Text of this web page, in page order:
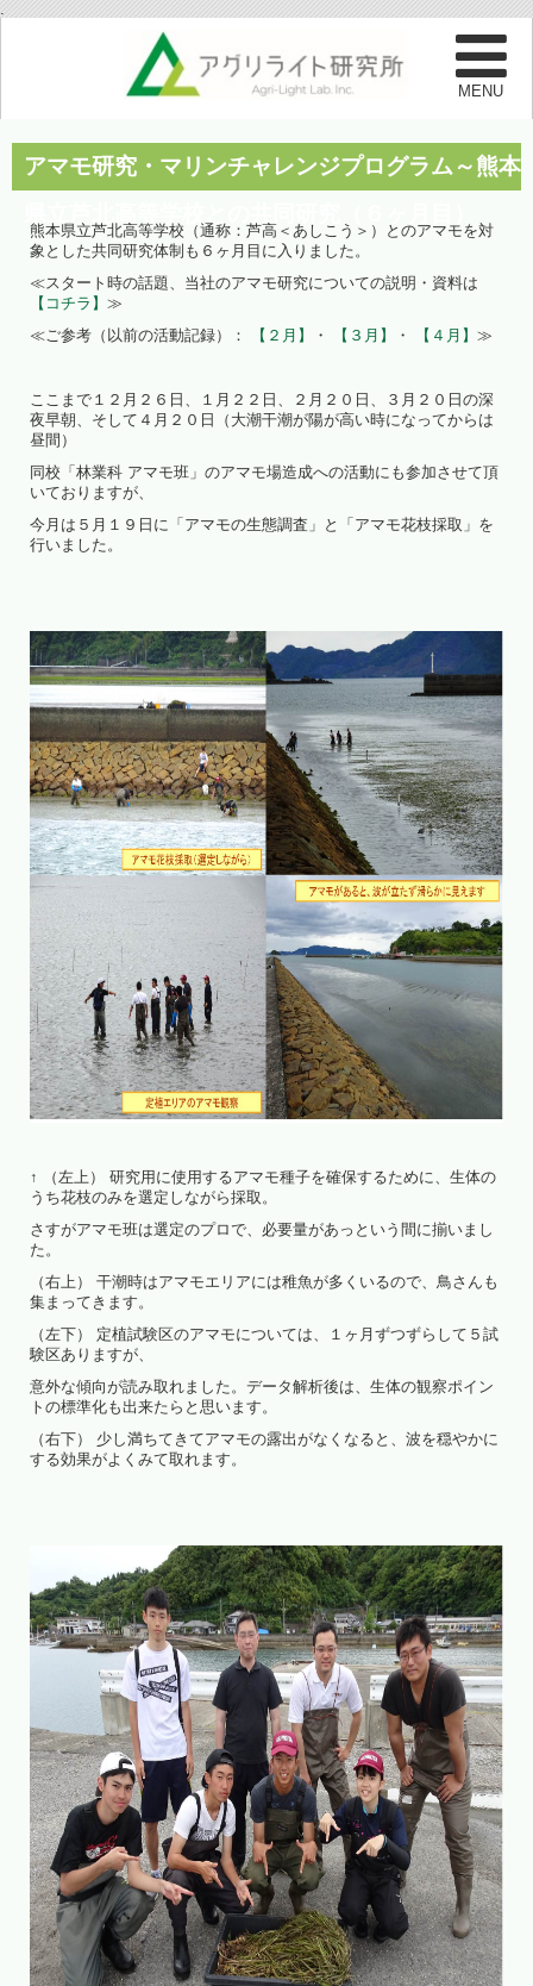
.
アマモ研究・マリンチャレンジプログラム～熊本
熊本県立芦北高等学校（通称：芦高＜あしこう＞）とのアマモを対
象とした共同研究体制も６ヶ月目に入りました。
≪スタート時の話題、当社のアマモ研究についての説明・資料は
【コチラ】 ≫
≪ご参考（以前の活動記録）：
【２月】 ・ 【３月】 ・ 【４月】 ≫
ここまで１２月２６日、１月２２日、２月２０日、３月２０日の深
夜早朝、そして４月２０日（大潮干潮が陽が高い時になってからは
昼間）
同校「林業科 アマモ班」のアマモ場造成への活動にも参加させて頂
いておりますが、
今月は５月１９日に「アマモの生態調査」と「アマモ花枝採取」を
行いました。
↑ （左上） 研究用に使用するアマモ種子を確保するために、生体の
うち花枝のみを選定しながら採取。
さすがアマモ班は選定のプロで、必要量があっという間に揃いまし
た。
（右上） 干潮時はアマモエリアには稚魚が多くいるので、鳥さんも
集まってきます。
（左下） 定植試験区のアマモについては、１ヶ月ずつずらして５試
験区ありますが、
意外な傾向が読み取れました。データ解析後は、生体の観察ポイン
トの標準化も出来たらと思います。
（右下） 少し満ちてきてアマモの露出がなくなると、波を穏やかに
する効果がよくみて取れます。